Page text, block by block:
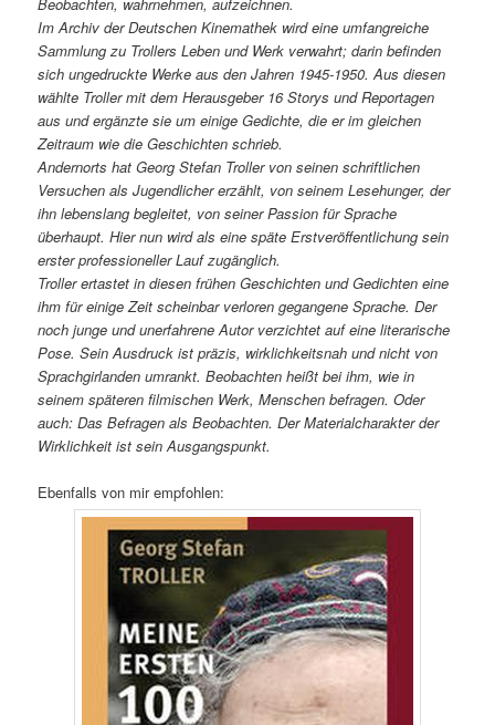
Im Archiv der Deutschen Kinemathek wird eine umfangreiche
Sammlung zu Trollers Leben und Werk verwahrt; darin befinden
sich ungedruckte Werke aus den Jahren 1945-1950. Aus diesen
wählte Troller mit dem Herausgeber 16 Storys und Reportagen
aus und ergänzte sie um einige Gedichte, die er im gleichen
Zeitraum wie die Geschichten schrieb.
Andernorts hat Georg Stefan Troller von seinen schriftlichen
Versuchen als Jugendlicher erzählt, von seinem Lesehunger, der
ihn lebenslang begleitet, von seiner Passion für Sprache
überhaupt. Hier nun wird als eine späte Erstveröffentlichung sein
erster professioneller Lauf zugänglich.
Troller ertastet in diesen frühen Geschichten und Gedichten eine
ihm für einige Zeit scheinbar verloren gegangene Sprache. Der
noch junge und unerfahrene Autor verzichtet auf eine literarische
Pose. Sein Ausdruck ist präzis, wirklichkeitsnah und nicht von
Sprachgirlanden umrankt. Beobachten heißt bei ihm, wie in
seinem späteren filmischen Werk, Menschen befragen. Oder
auch: Das Befragen als Beobachten. Der Materialcharakter der
Wirklichkeit ist sein Ausgangspunkt.
Ebenfalls von mir empfohlen: